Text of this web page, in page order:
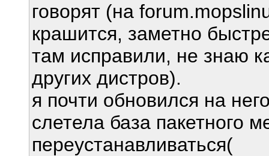
говорят (на
крашится, заметно
там исправили, не знаю
других дистров).
я почти обновился на
слетела база пакетного
переустанавливаться(